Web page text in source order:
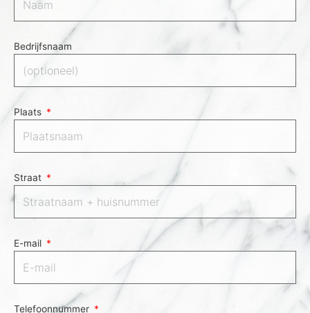
Bedrijfsnaam
Plaats
Straat
E-mail
Telefoonnummer